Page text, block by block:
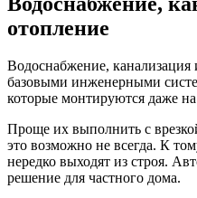
отопление
Водоснабжение, канализация
базовыми инженерными
которые монтируются даже
Проще их выполнить с
это возможно не всегда. К
нередко выходят из строя.
решение для частного дома.